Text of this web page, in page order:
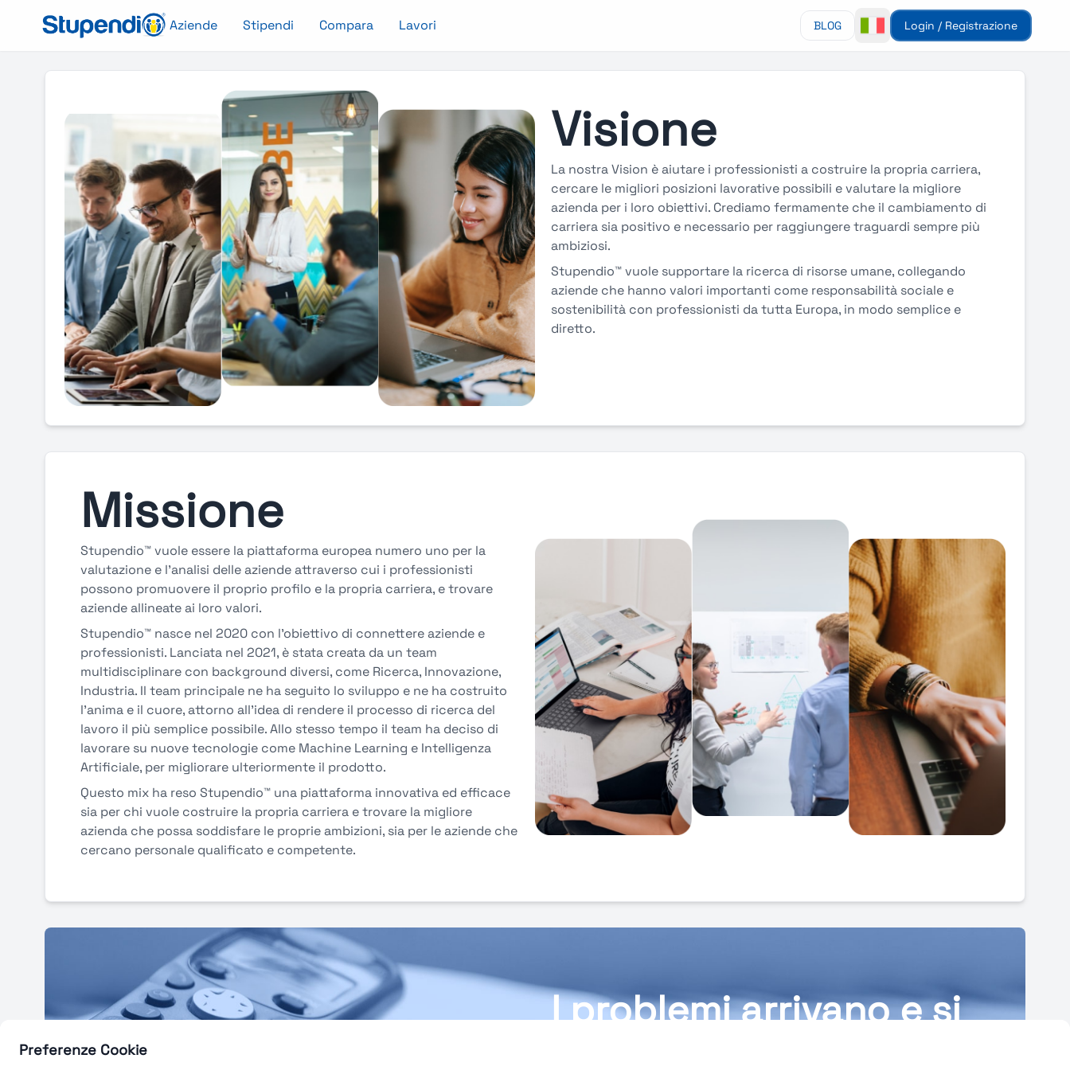
Preferenze Cookie
Aziende Stipendi Compara Lavori BLOG Login / Registrazione
Visione
La nostra Vision è aiutare i professionisti a costruire la propria carriera,
cercare le migliori posizioni lavorative possibili e valutare la migliore
azienda per i loro obiettivi. Crediamo fermamente che il cambiamento di
carriera sia positivo e necessario per raggiungere traguardi sempre più
ambiziosi.
Stupendio™ vuole supportare la ricerca di risorse umane, collegando
aziende che hanno valori importanti come responsabilità sociale e
sostenibilità con professionisti da tutta Europa, in modo semplice e
diretto.
Missione
Stupendio™ vuole essere la piattaforma europea numero uno per la
valutazione e l’analisi delle aziende attraverso cui i professionisti
possono promuovere il proprio profilo e la propria carriera, e trovare
aziende allineate ai loro valori.
Stupendio™ nasce nel 2020 con l’obiettivo di connettere aziende e
professionisti. Lanciata nel 2021, è stata creata da un team
multidisciplinare con background diversi, come Ricerca, Innovazione,
Industria. Il team principale ne ha seguito lo sviluppo e ne ha costruito
l’anima e il cuore, attorno all’idea di rendere il processo di ricerca del
lavoro il più semplice possibile. Allo stesso tempo il team ha deciso di
lavorare su nuove tecnologie come Machine Learning e Intelligenza
Artificiale, per migliorare ulteriormente il prodotto.
Questo mix ha reso Stupendio™ una piattaforma innovativa ed efficace
sia per chi vuole costruire la propria carriera e trovare la migliore
azienda che possa soddisfare le proprie ambizioni, sia per le aziende che
cercano personale qualificato e competente.
I problemi arrivano e si